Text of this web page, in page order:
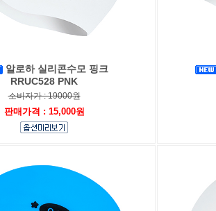
알로하 실리콘수모 핑크
RRUC528 PNK
소비자가 : 19000원
판매가격 : 15,000원